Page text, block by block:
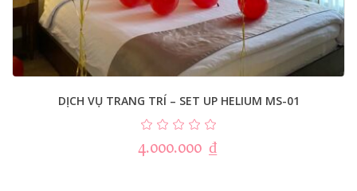
DỊCH VỤ TRANG TRÍ – SET UP HELIUM MS-01
4.000.000 ₫